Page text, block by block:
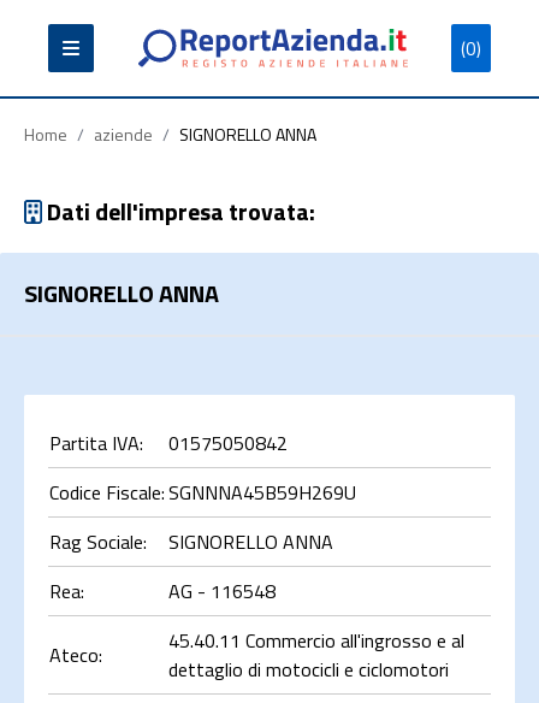
(0)
Partita
Iva
Codice
Fiscale
Ragione
Sociale
Cerca
Home / aziende / SIGNORELLO ANNA
Dati dell'impresa trovata:
SIGNORELLO ANNA
Partita IVA:
01575050842
Codice Fiscale:SGNNNA45B59H269U
Rag Sociale:
SIGNORELLO ANNA
Rea:
AG - 116548
Ateco:
45.40.11 Commercio all'ingrosso e al
dettaglio di motocicli e ciclomotori